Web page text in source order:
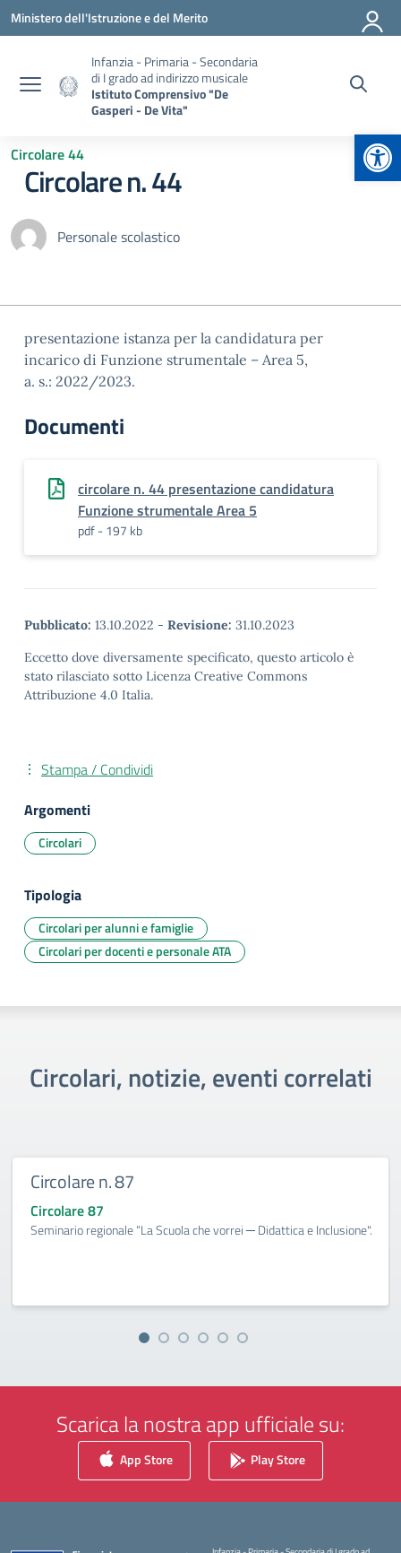
Vai ai contenuti
Vai al menu di navigazione
Vai al footer
Ministero dell'Istruzione e del Merito
Infanzia - Primaria - Secondaria
di I grado ad indirizzo musicale
Istituto Comprensivo "De
Gasperi - De Vita"
Circolare 44
Circolare n. 44
Personale scolastico
presentazione istanza per la candidatura per
incarico di Funzione strumentale – Area 5,
a. s.: 2022/2023.
Documenti
circolare n. 44 presentazione candidatura
Funzione strumentale Area 5
pdf - 197 kb
Pubblicato: 13.10.2022 - Revisione: 31.10.2023
Eccetto dove diversamente specificato, questo articolo è
stato rilasciato sotto Licenza Creative Commons
Attribuzione 4.0 Italia.
Stampa / Condividi
Argomenti
Circolari
Tipologia
Circolari per alunni e famiglie
Circolari per docenti e personale ATA
Circolari, notizie, eventi correlati
Circolare n. 87
Circolare 87
Seminario regionale “La Scuola che vorrei ─ Didattica e Inclusione".
Scarica la nostra app ufficiale su:
App Store Play Store